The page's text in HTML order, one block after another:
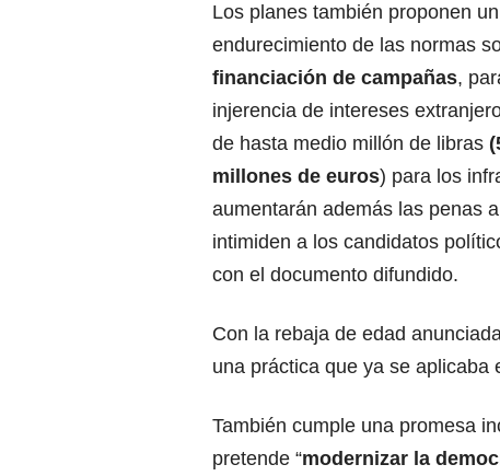
Los planes también proponen un
endurecimiento de las normas
financiación de campañas,
injerencia de intereses
de hasta medio millón de libras (
millones de euros) para los
aumentarán además las penas
intimiden a los candidatos
con el documento difundido.
Con la rebaja de edad
una práctica que ya se aplicaba
También cumple una promesa
pretende “modernizar la